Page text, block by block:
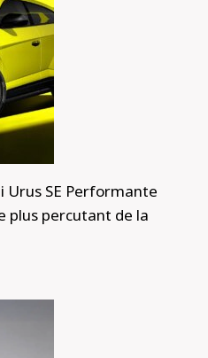
Urus SE Performante
plus percutant de la